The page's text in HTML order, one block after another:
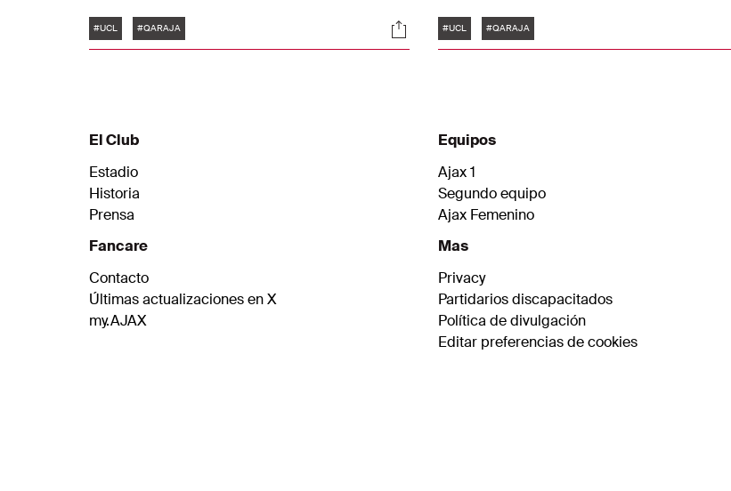
un fuerte empuje en los minutos finales. Los
goles de Ámsterdam llegaron de Oscar
Etiquetas
#UCL #QARAJA Socialesla fase de liga de la Champions League, lo
que le da sus primeros tres puntos.
Etiquetas
#UCL #QARAJA
El Club
Estadio
Historia
Prensa
Fancare
Contacto
Últimas actualizaciones en X
my.AJAX
Equipos
Ajax 1
Segundo equipo
Ajax Femenino
Mas
Privacy
Partidarios discapacitados
Política de divulgación
Editar preferencias de cookies